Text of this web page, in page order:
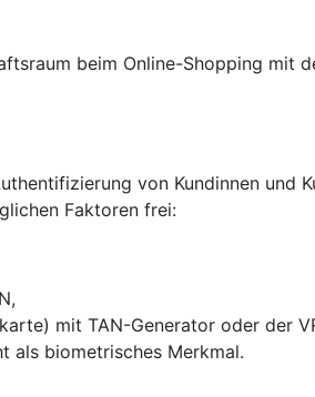
beim Online-Shopping mit
von Kundinnen und
Faktoren frei:
mit TAN-Generator oder der
als biometrisches Merkmal.